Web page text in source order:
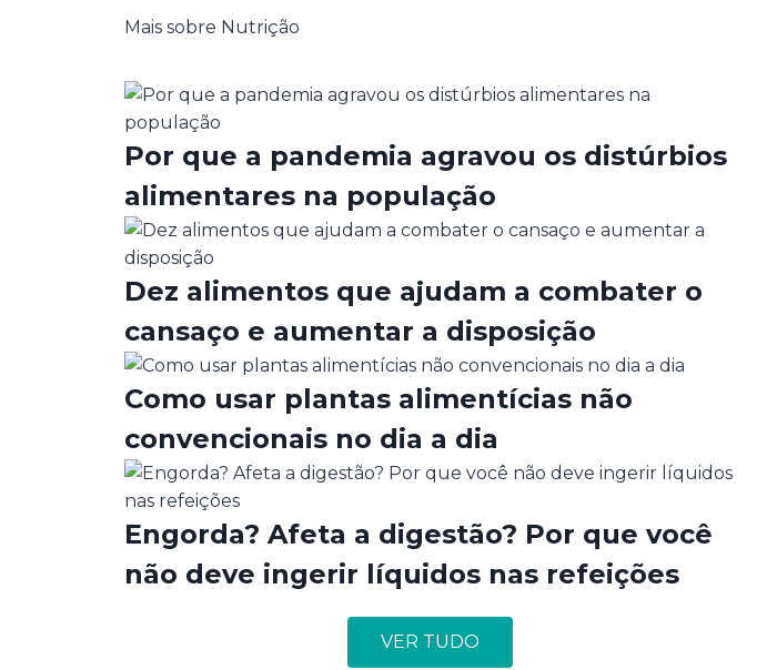
Mais sobre Nutrição
Por que a pandemia agravou os distúrbios
alimentares na população
Dez alimentos que ajudam a combater o
cansaço e aumentar a disposição
Como usar plantas alimentícias não
convencionais no dia a dia
Engorda? Afeta a digestão? Por que você
não deve ingerir líquidos nas refeições
VER TUDO